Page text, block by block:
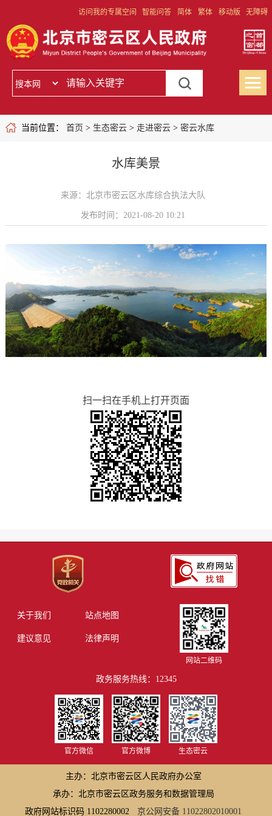
访问我的专属空间 智能问答 简体 繁体 移动版 无障碍
当前位置： 首页 > 生态密云> 走进密云> 密云水库
水库美景
来源：北京市密云区水库综合执法大队
发布时间：2021-08-20 10:21
扫一扫在手机上打开页面
关于我们 站点地图
建议意见 法律声明
网站二维码
政务服务热线：12345
官方微信 官方微博 生态密云
主办：北京市密云区人民政府办公室
承办：北京市密云区政务服务和数据管理局
政府网站标识码 1102280002
京公网安备 11022802010001